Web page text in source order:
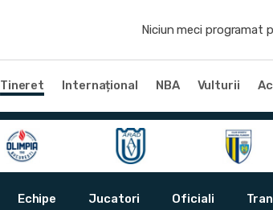
Niciun meci programat
Tineret Internațional NBA Vulturii
Echipe Jucatori Oficiali